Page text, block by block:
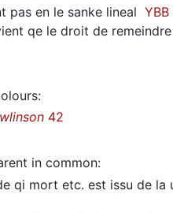
pas en le sanke lineal
qe le droit de
:
42
in common:
qi mort etc. est issu de la